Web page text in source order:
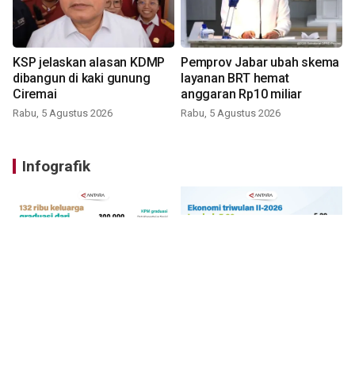
KSP jelaskan alasan KDMP
dibangun di kaki gunung
Ciremai
Rabu, 5 Agustus 2026
Pemprov Jabar ubah skema
layanan BRT hemat
anggaran Rp10 miliar
Rabu, 5 Agustus 2026
Infografik